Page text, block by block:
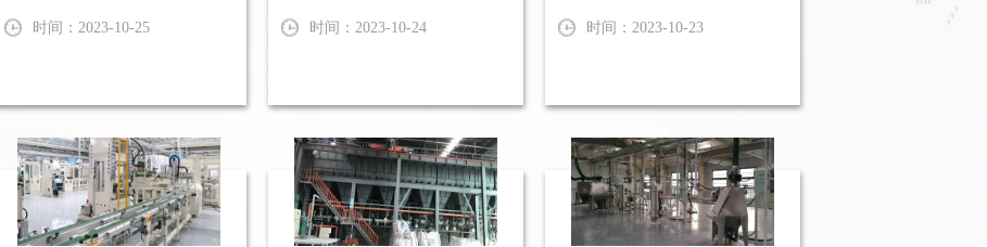
生...
时间：2023-10-25
力...
时间：2023-10-24
送...
时间：2023-10-23